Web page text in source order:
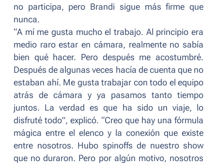
no participa, pero Brandi sigue más firme que
nunca.
“A mí me gusta mucho el trabajo. Al principio era
medio raro estar en cámara, realmente no sabía
bien qué hacer. Pero después me acostumbré.
Después de algunas veces hacía de cuenta que no
estaban ahí. Me gusta trabajar con todo el equipo
atrás de cámara y ya pasamos tanto tiempo
juntos. La verdad es que ha sido un viaje, lo
disfruté todo”, explicó. “Creo que hay una fórmula
mágica entre el elenco y la conexión que existe
entre nosotros. Hubo spinoffs de nuestro show
que no duraron. Pero por algún motivo, nosotros